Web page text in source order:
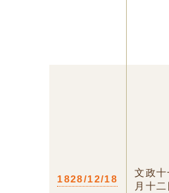
1828/12/18
文政
月十二